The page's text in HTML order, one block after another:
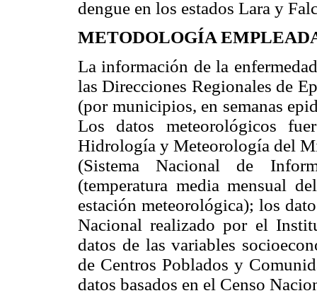
dengue en los estados Lara y
METODOLOGÍA
La información de la
las Direcciones Regionales de
(por municipios, en semanas
Los datos meteorológicos
Hidrología y Meteorología del
(Sistema Nacional de
(temperatura media mensual
estación meteorológica); los
Nacional realizado por el
datos de las variables
de Centros Poblados y
datos basados en el Censo